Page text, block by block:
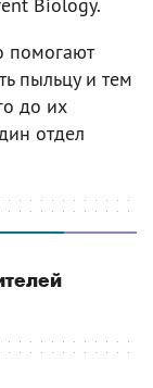
помогают
пыльцу и тем
до их
отдел